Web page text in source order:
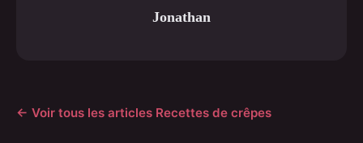
Jonathan
← Voir tous les articles Recettes de crêpes